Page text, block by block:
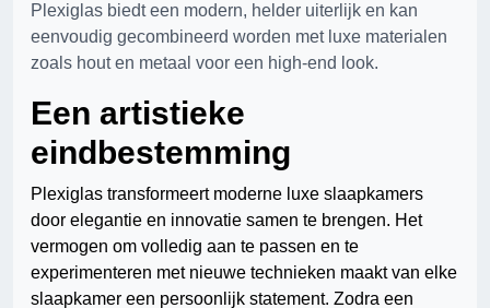
Plexiglas biedt een modern, helder uiterlijk en kan
eenvoudig gecombineerd worden met luxe materialen
zoals hout en metaal voor een high-end look.
Een artistieke
eindbestemming
Plexiglas transformeert moderne luxe slaapkamers
door elegantie en innovatie samen te brengen. Het
vermogen om volledig aan te passen en te
experimenteren met nieuwe technieken maakt van elke
slaapkamer een persoonlijk statement. Zodra een